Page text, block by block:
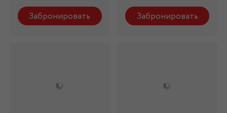
Забронировать Забронировать